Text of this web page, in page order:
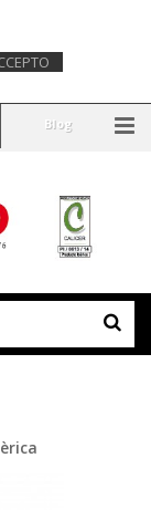
Blog